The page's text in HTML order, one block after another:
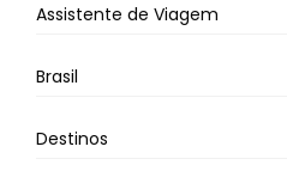
Assistente de Viagem
Brasil
Destinos